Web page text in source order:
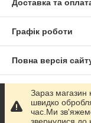
Доставка та
Графік роботи
Повна версія
Сайт створено на
Політика
Зараз магазин
швидко
час.Ми